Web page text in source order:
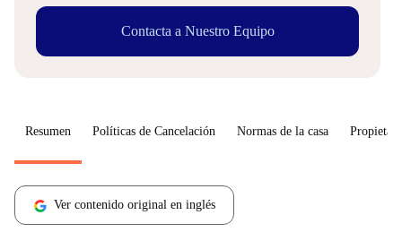
Contacta a Nuestro Equipo
Resumen Políticas de Cancelación Normas de la casa
Ver contenido original en inglés